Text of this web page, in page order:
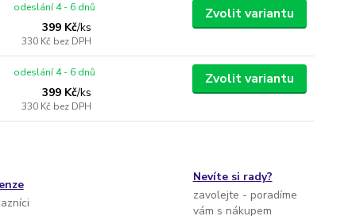
399 Kč/ks
330 Kč bez DPH
odeslání 4 - 6 dnů Zvolit variantu
399 Kč/ks
330 Kč bez DPH
odeslání 4 - 6 dnů Zvolit variantu
Nevíte si rady?
zavolejte - poradíme
vám s nákupem